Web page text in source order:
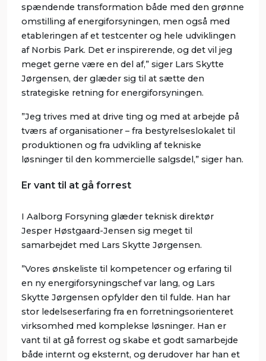
spændende transformation både med den grønne
omstilling af energiforsyningen, men også med
etableringen af et testcenter og hele udviklingen
af Norbis Park. Det er inspirerende, og det vil jeg
meget gerne være en del af,” siger Lars Skytte
Jørgensen, der glæder sig til at sætte den
strategiske retning for energiforsyningen.
”Jeg trives med at drive ting og med at arbejde på
tværs af organisationer – fra bestyrelseslokalet til
produktionen og fra udvikling af tekniske
løsninger til den kommercielle salgsdel,” siger han.
Er vant til at gå forrest
I Aalborg Forsyning glæder teknisk direktør
Jesper Høstgaard-Jensen sig meget til
samarbejdet med Lars Skytte Jørgensen.
”Vores ønskeliste til kompetencer og erfaring til
en ny energiforsyningschef var lang, og Lars
Skytte Jørgensen opfylder den til fulde. Han har
stor ledelseserfaring fra en forretningsorienteret
virksomhed med komplekse løsninger. Han er
vant til at gå forrest og skabe et godt samarbejde
både internt og eksternt, og derudover har han et